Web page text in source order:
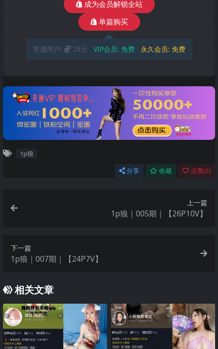
成为会员解锁全站
单篇购买
普通用户: 28元 VIP会员: 免费 永久会员: 免费
1p狼
分享 收藏 点赞(0)
上一篇
1p狼｜005期｜【26P10V】
下一篇
1p狼｜007期｜【24P7V】
相关文章